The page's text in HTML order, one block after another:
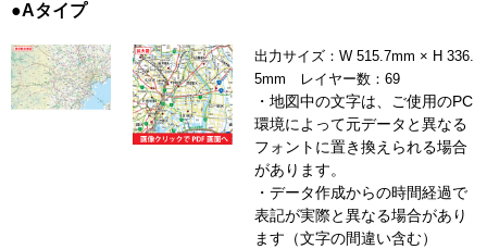
●Aタイプ
出力サイズ：W 515.7mm × H 336.
5mm レイヤー数：69
・地図中の文字は、ご使用のPC
環境によって元データと異なる
フォントに置き換えられる場合
があります。
・データ作成からの時間経過で
表記が実際と異なる場合があり
ます（文字の間違い含む）